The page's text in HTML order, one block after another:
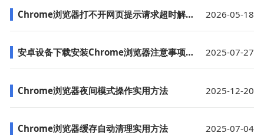
Chrome浏览器打不开网页提示请求超时解决 2026-05-18
安卓设备下载安装Chrome浏览器注意事项和操作流程 2025-07-27
Chrome浏览器夜间模式操作实用方法 2025-12-20
Chrome浏览器缓存自动清理实用方法 2025-07-04